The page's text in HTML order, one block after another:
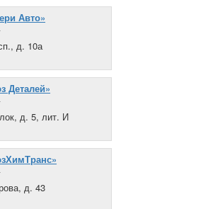
Авто»
д. 10а
Деталей»
д. 5, лит. И
д. 43